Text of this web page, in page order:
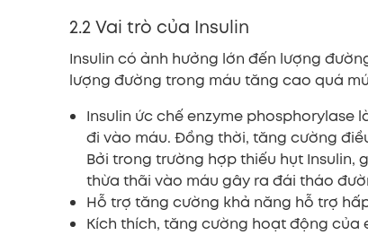
2.2 Vai trò của Insulin
Insulin có ảnh hưởng lớn đến lượng
lượng đường trong máu tăng cao quá
Insulin ức chế enzyme
đi vào máu. Đồng thời, tăng cường
Bởi trong trường hợp thiếu hụt
thừa thãi vào máu gây ra đái tháo
Hỗ trợ tăng cường khả năng hỗ trợ
Kích thích, tăng cường hoạt động của